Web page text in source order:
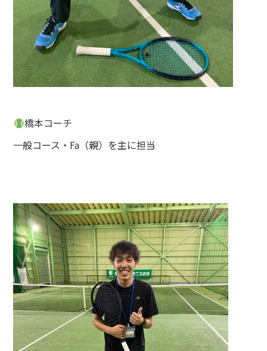
橋本コーチ
一般コース・Fa（親）を主に担当